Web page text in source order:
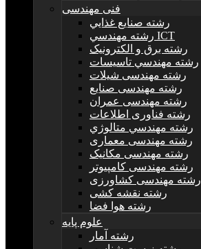
فنی مهندسی
رشته صنايع غذايي
رشته مهندسي ICT
رشته برق و الکترونيک
رشته مهندسي تاسيسات
رشته مهندسی شیلات
رشته مهندسی صنایع
رشته مهندسی عمران
رشته فناوری اطلاعات
رشته مهندسي متالوژي
رشته مهندسی معماری
رشته مهندسی مکانیک
رشته مهندسی کامپیوتر
رشته مهندسی کشاورزی
رشته نقشه کشی
رشته هوا فضا
علوم پایه
رشته آمار